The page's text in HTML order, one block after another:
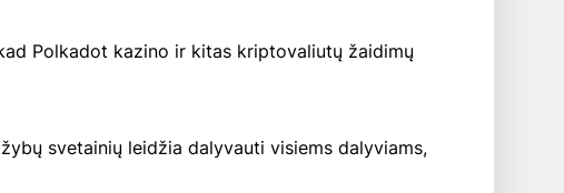
Polkadot kazino ir kitas kriptovaliutų žaidimų
svetainių leidžia dalyvauti visiems dalyviams,